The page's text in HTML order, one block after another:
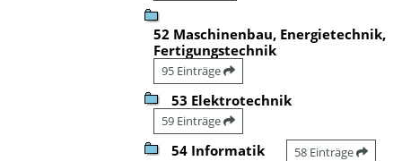
52 Maschinenbau, Energietechnik,
Fertigungstechnik
95 Einträge
53 Elektrotechnik
59 Einträge
54 Informatik 58 Einträge